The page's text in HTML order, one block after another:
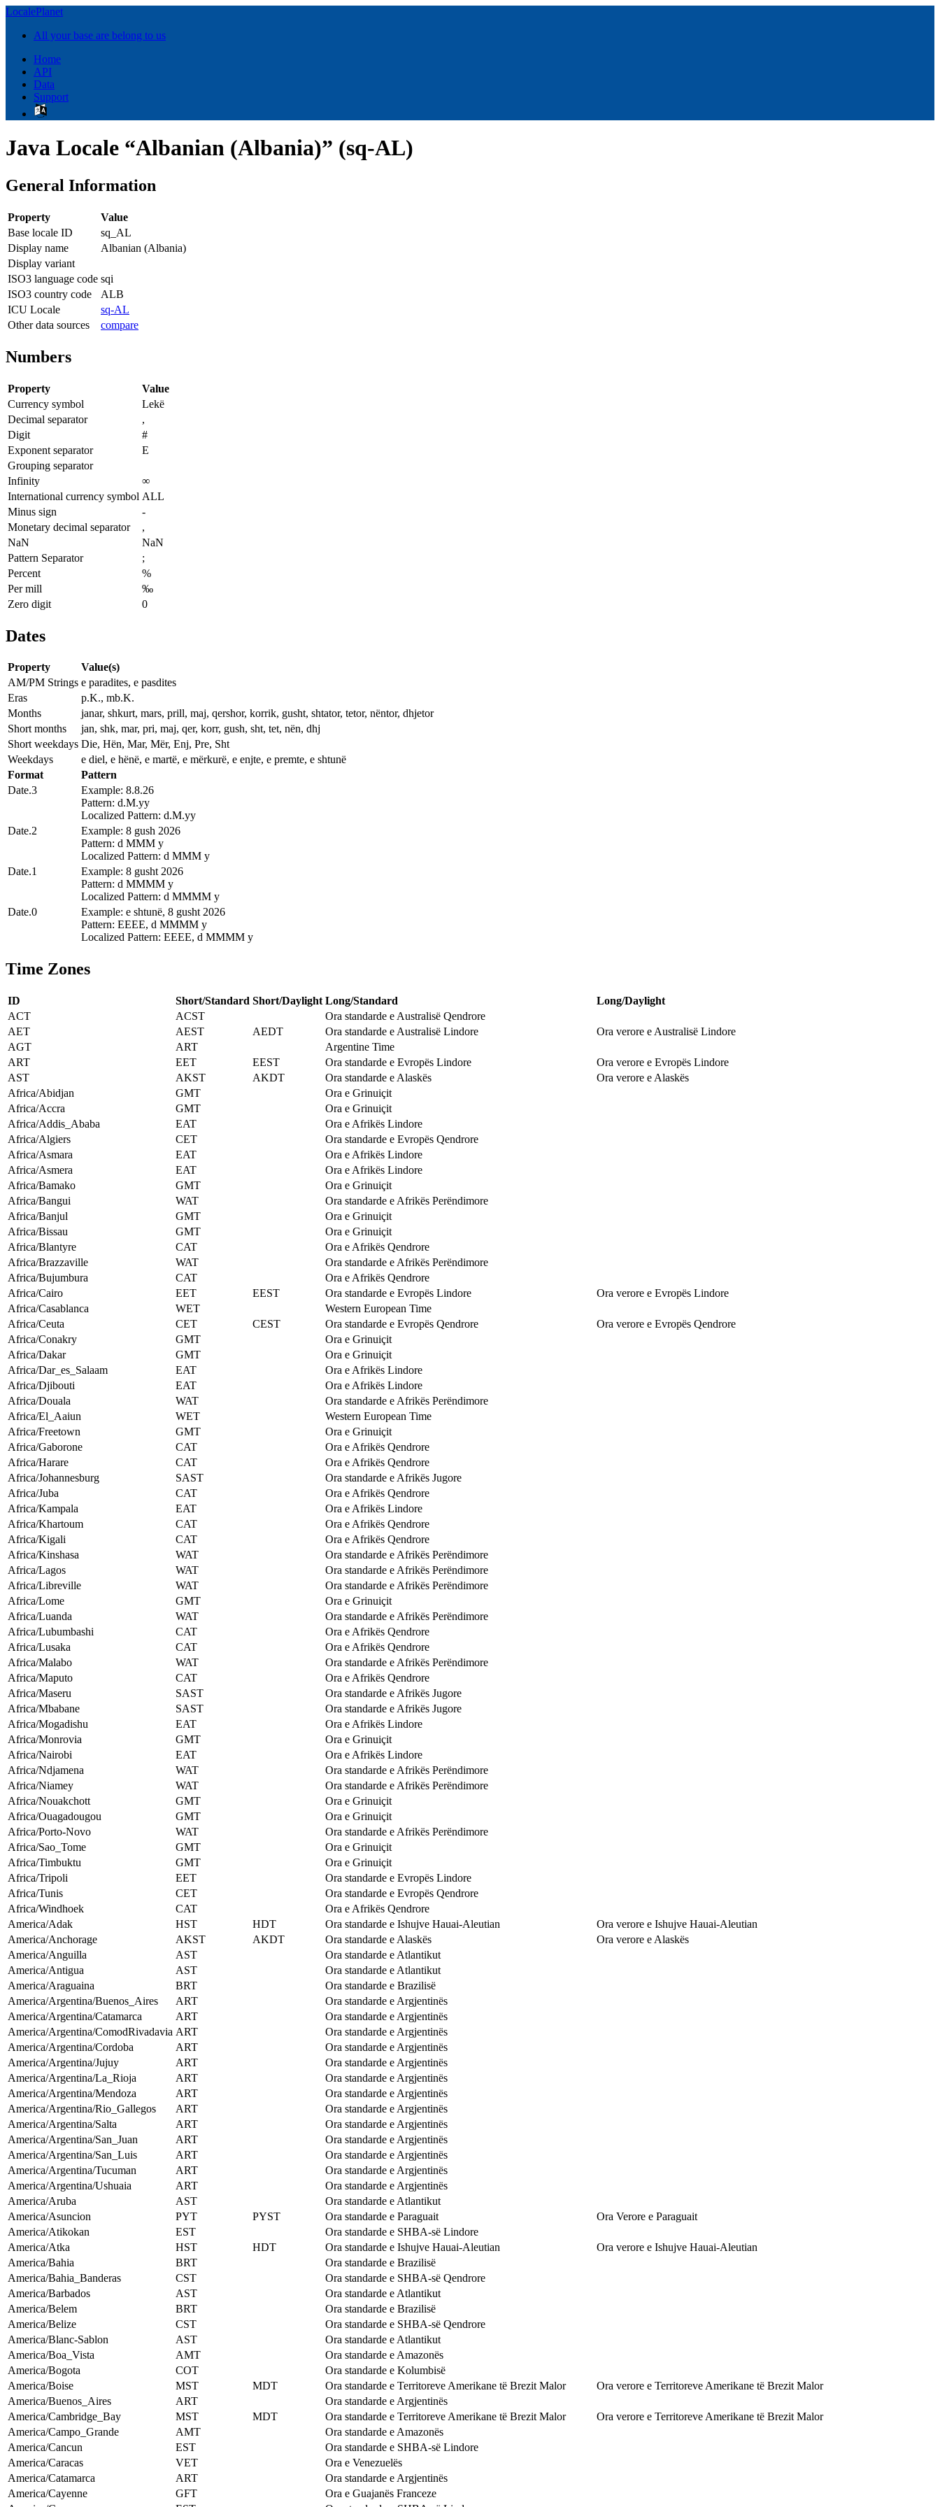
LocalePlanet
All your base are belong to us
Home
API
Data
Support
Java Locale “Albanian (Albania)” (sq-AL)
General Information
Property
Value
Base locale ID
sq_AL
Display name
Albanian (Albania)
Display variant
ISO3 language code sqi
ISO3 country code
ALB
ICU Locale
sq-AL
Other data sources
compare
Numbers
Property
Value
Currency symbol
Lekë
Decimal separator
,
Digit
#
Exponent separator
E
Grouping separator
Infinity
∞
International currency symbol ALL
Minus sign
-
Monetary decimal separator
,
NaN
NaN
Pattern Separator
;
Percent
%
Per mill
‰
Zero digit
0
Dates
Property
Value(s)
AM/PM Strings e paradites, e pasdites
Eras
p.K., mb.K.
Months
janar, shkurt, mars, prill, maj, qershor, korrik, gusht, shtator, tetor, nëntor, dhjetor
Short months
jan, shk, mar, pri, maj, qer, korr, gush, sht, tet, nën, dhj
Short weekdays Die, Hën, Mar, Mër, Enj, Pre, Sht
Weekdays
e diel, e hënë, e martë, e mërkurë, e enjte, e premte, e shtunë
Format
Pattern
Date.3
Example: 8.8.26
Pattern: d.M.yy
Localized Pattern: d.M.yy
Date.2
Example: 8 gush 2026
Pattern: d MMM y
Localized Pattern: d MMM y
Date.1
Example: 8 gusht 2026
Pattern: d MMMM y
Localized Pattern: d MMMM y
Date.0
Example: e shtunë, 8 gusht 2026
Pattern: EEEE, d MMMM y
Localized Pattern: EEEE, d MMMM y
Time Zones
ID Short/Standard Short/Daylight Long/Standard
Long/Daylight
ACT
ACST
Ora standarde e Australisë Qendrore
AET
AEST AEDT Ora standarde e Australisë Lindore
Ora verore e Australisë Lindore
AGT
ART
Argentine Time
ART
EET EEST Ora standarde e Evropës Lindore
Ora verore e Evropës Lindore
AST
AKST AKDT Ora standarde e Alaskës
Ora verore e Alaskës
Africa/Abidjan
GMT
Ora e Grinuiçit
Africa/Accra
GMT
Ora e Grinuiçit
Africa/Addis_Ababa
EAT
Ora e Afrikës Lindore
Africa/Algiers
CET
Ora standarde e Evropës Qendrore
Africa/Asmara
EAT
Ora e Afrikës Lindore
Africa/Asmera
EAT
Ora e Afrikës Lindore
Africa/Bamako
GMT
Ora e Grinuiçit
Africa/Bangui
WAT
Ora standarde e Afrikës Perëndimore
Africa/Banjul
GMT
Ora e Grinuiçit
Africa/Bissau
GMT
Ora e Grinuiçit
Africa/Blantyre
CAT
Ora e Afrikës Qendrore
Africa/Brazzaville
WAT
Ora standarde e Afrikës Perëndimore
Africa/Bujumbura
CAT
Ora e Afrikës Qendrore
Africa/Cairo
EET EEST Ora standarde e Evropës Lindore
Ora verore e Evropës Lindore
Africa/Casablanca
WET
Western European Time
Africa/Ceuta
CET CEST Ora standarde e Evropës Qendrore
Ora verore e Evropës Qendrore
Africa/Conakry
GMT
Ora e Grinuiçit
Africa/Dakar
GMT
Ora e Grinuiçit
Africa/Dar_es_Salaam
EAT
Ora e Afrikës Lindore
Africa/Djibouti
EAT
Ora e Afrikës Lindore
Africa/Douala
WAT
Ora standarde e Afrikës Perëndimore
Africa/El_Aaiun
WET
Western European Time
Africa/Freetown
GMT
Ora e Grinuiçit
Africa/Gaborone
CAT
Ora e Afrikës Qendrore
Africa/Harare
CAT
Ora e Afrikës Qendrore
Africa/Johannesburg
SAST
Ora standarde e Afrikës Jugore
Africa/Juba
CAT
Ora e Afrikës Qendrore
Africa/Kampala
EAT
Ora e Afrikës Lindore
Africa/Khartoum
CAT
Ora e Afrikës Qendrore
Africa/Kigali
CAT
Ora e Afrikës Qendrore
Africa/Kinshasa
WAT
Ora standarde e Afrikës Perëndimore
Africa/Lagos
WAT
Ora standarde e Afrikës Perëndimore
Africa/Libreville
WAT
Ora standarde e Afrikës Perëndimore
Africa/Lome
GMT
Ora e Grinuiçit
Africa/Luanda
WAT
Ora standarde e Afrikës Perëndimore
Africa/Lubumbashi
CAT
Ora e Afrikës Qendrore
Africa/Lusaka
CAT
Ora e Afrikës Qendrore
Africa/Malabo
WAT
Ora standarde e Afrikës Perëndimore
Africa/Maputo
CAT
Ora e Afrikës Qendrore
Africa/Maseru
SAST
Ora standarde e Afrikës Jugore
Africa/Mbabane
SAST
Ora standarde e Afrikës Jugore
Africa/Mogadishu
EAT
Ora e Afrikës Lindore
Africa/Monrovia
GMT
Ora e Grinuiçit
Africa/Nairobi
EAT
Ora e Afrikës Lindore
Africa/Ndjamena
WAT
Ora standarde e Afrikës Perëndimore
Africa/Niamey
WAT
Ora standarde e Afrikës Perëndimore
Africa/Nouakchott
GMT
Ora e Grinuiçit
Africa/Ouagadougou
GMT
Ora e Grinuiçit
Africa/Porto-Novo
WAT
Ora standarde e Afrikës Perëndimore
Africa/Sao_Tome
GMT
Ora e Grinuiçit
Africa/Timbuktu
GMT
Ora e Grinuiçit
Africa/Tripoli
EET
Ora standarde e Evropës Lindore
Africa/Tunis
CET
Ora standarde e Evropës Qendrore
Africa/Windhoek
CAT
Ora e Afrikës Qendrore
America/Adak
HST HDT Ora standarde e Ishujve Hauai-Aleutian
Ora verore e Ishujve Hauai-Aleutian
America/Anchorage
AKST AKDT Ora standarde e Alaskës
Ora verore e Alaskës
America/Anguilla
AST
Ora standarde e Atlantikut
America/Antigua
AST
Ora standarde e Atlantikut
America/Araguaina
BRT
Ora standarde e Brazilisë
America/Argentina/Buenos_Aires
ART
Ora standarde e Argjentinës
America/Argentina/Catamarca
ART
Ora standarde e Argjentinës
America/Argentina/ComodRivadavia ART
Ora standarde e Argjentinës
America/Argentina/Cordoba
ART
Ora standarde e Argjentinës
America/Argentina/Jujuy
ART
Ora standarde e Argjentinës
America/Argentina/La_Rioja
ART
Ora standarde e Argjentinës
America/Argentina/Mendoza
ART
Ora standarde e Argjentinës
America/Argentina/Rio_Gallegos
ART
Ora standarde e Argjentinës
America/Argentina/Salta
ART
Ora standarde e Argjentinës
America/Argentina/San_Juan
ART
Ora standarde e Argjentinës
America/Argentina/San_Luis
ART
Ora standarde e Argjentinës
America/Argentina/Tucuman
ART
Ora standarde e Argjentinës
America/Argentina/Ushuaia
ART
Ora standarde e Argjentinës
America/Aruba
AST
Ora standarde e Atlantikut
America/Asuncion
PYT PYST Ora standarde e Paraguait
Ora Verore e Paraguait
America/Atikokan
EST
Ora standarde e SHBA-së Lindore
America/Atka
HST HDT Ora standarde e Ishujve Hauai-Aleutian
Ora verore e Ishujve Hauai-Aleutian
America/Bahia
BRT
Ora standarde e Brazilisë
America/Bahia_Banderas
CST
Ora standarde e SHBA-së Qendrore
America/Barbados
AST
Ora standarde e Atlantikut
America/Belem
BRT
Ora standarde e Brazilisë
America/Belize
CST
Ora standarde e SHBA-së Qendrore
America/Blanc-Sablon
AST
Ora standarde e Atlantikut
America/Boa_Vista
AMT
Ora standarde e Amazonës
America/Bogota
COT
Ora standarde e Kolumbisë
America/Boise
MST MDT Ora standarde e Territoreve Amerikane të Brezit Malor
Ora verore e Territoreve Amerikane të Brezit Malor
America/Buenos_Aires
ART
Ora standarde e Argjentinës
America/Cambridge_Bay
MST MDT Ora standarde e Territoreve Amerikane të Brezit Malor
Ora verore e Territoreve Amerikane të Brezit Malor
America/Campo_Grande
AMT
Ora standarde e Amazonës
America/Cancun
EST
Ora standarde e SHBA-së Lindore
America/Caracas
VET
Ora e Venezuelës
America/Catamarca
ART
Ora standarde e Argjentinës
America/Cayenne
GFT
Ora e Guajanës Franceze